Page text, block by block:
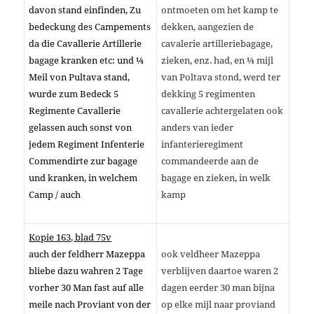
davon stand einfinden, Zu
bedeckung des Campements
da die Cavallerie Artillerie
bagage kranken etc: und ¼
Meil von Pultava stand,
wurde zum Bedeck 5
Regimente Cavallerie
gelassen auch sonst von
jedem Regiment Infenterie
Commendirte zur bagage
und kranken, in welchem
Camp / auch
ontmoeten om het kamp te
dekken, aangezien de
cavalerie artilleriebagage,
zieken, enz. had, en ¼ mijl
van Poltava stond, werd ter
dekking 5 regimenten
cavallerie achtergelaten ook
anders van ieder
infanterieregiment
commandeerde aan de
bagage en zieken, in welk
kamp
Kopie 163, blad 75v
auch der feldherr Mazeppa
bliebe dazu wahren 2 Tage
vorher 30 Man fast auf alle
meile nach Proviant von der
ook veldheer Mazeppa
verblijven daartoe waren 2
dagen eerder 30 man bijna
op elke mijl naar proviand